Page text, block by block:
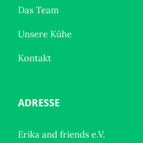
Das Team
Unsere Kühe
Kontakt
ADRESSE
Erika and friends e.V.